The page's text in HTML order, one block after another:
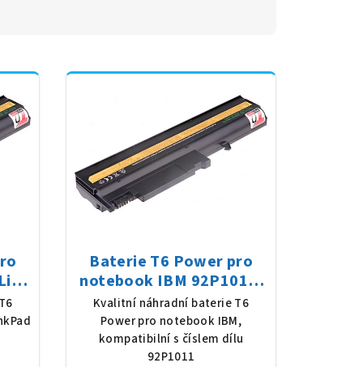
Baterie T6 Power pro
notebook IBM 92P1011,
Li-Ion, 10,8 V, 5200 mAh
(56 Wh), černá
Kvalitní náhradní baterie T6
Power pro notebook IBM,
kompatibilní s číslem dílu
92P1011